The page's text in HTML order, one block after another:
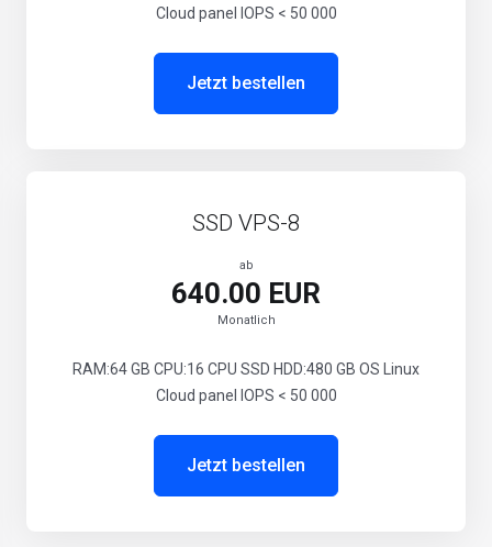
Cloud panel IOPS < 50 000
Jetzt bestellen
SSD VPS-8
ab
640.00 EUR
Monatlich
RAM:64 GB CPU:16 CPU SSD HDD:480 GB OS Linux
Cloud panel IOPS < 50 000
Jetzt bestellen